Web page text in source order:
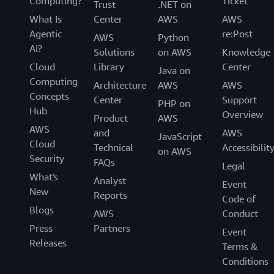
adoptó una culturaserverless firstpara todos sus nuevos
desarrollos. Esta decisión estratégica consolidó una
mentalidad centrada en la agilidad, la automatización y
la eficiencia, haciendo que la innovación se convierta en
una capacidad transversal de toda la organización.
Este enfoque también ha generado beneficios directos
para el área comercial. Con una arquitectura más flexible
y equipos de desarrollo capaces de responder con
rapidez, los equipos de ventas (de acuerdo con los
requerimientos de sus clientes) ahora pueden solicitar
funcionalidades, integraciones o mejoras sabiendo que
pueden cumplirse con calidad y velocidad.
“Hoy podemos desarrollar, probar y poner en producción
en cuestión de minutos. Eso le da al área comercial la
confianza para vender más, diversificar productos y
cerrar acuerdos con la certeza de cumplimiento”, afirma
What Is
Agentic
AI?
Cloud
Computing
Concepts
Hub
AWS
Cloud
Security
What's
New
Blogs
Press
Releases
Trust
Center
AWS
Solutions
Library
Architecture
Center
Product
and
Technical
FAQs
Analyst
Reports
AWS
Partners
.NET on
AWS
Python
on AWS
Java on
AWS
PHP on
AWS
JavaScript
on AWS
AWS
re:Post
Knowledge
Center
AWS
Support
Overview
AWS
Accessibility
Legal
Event
Code of
Conduct
Event
Terms &
Conditions